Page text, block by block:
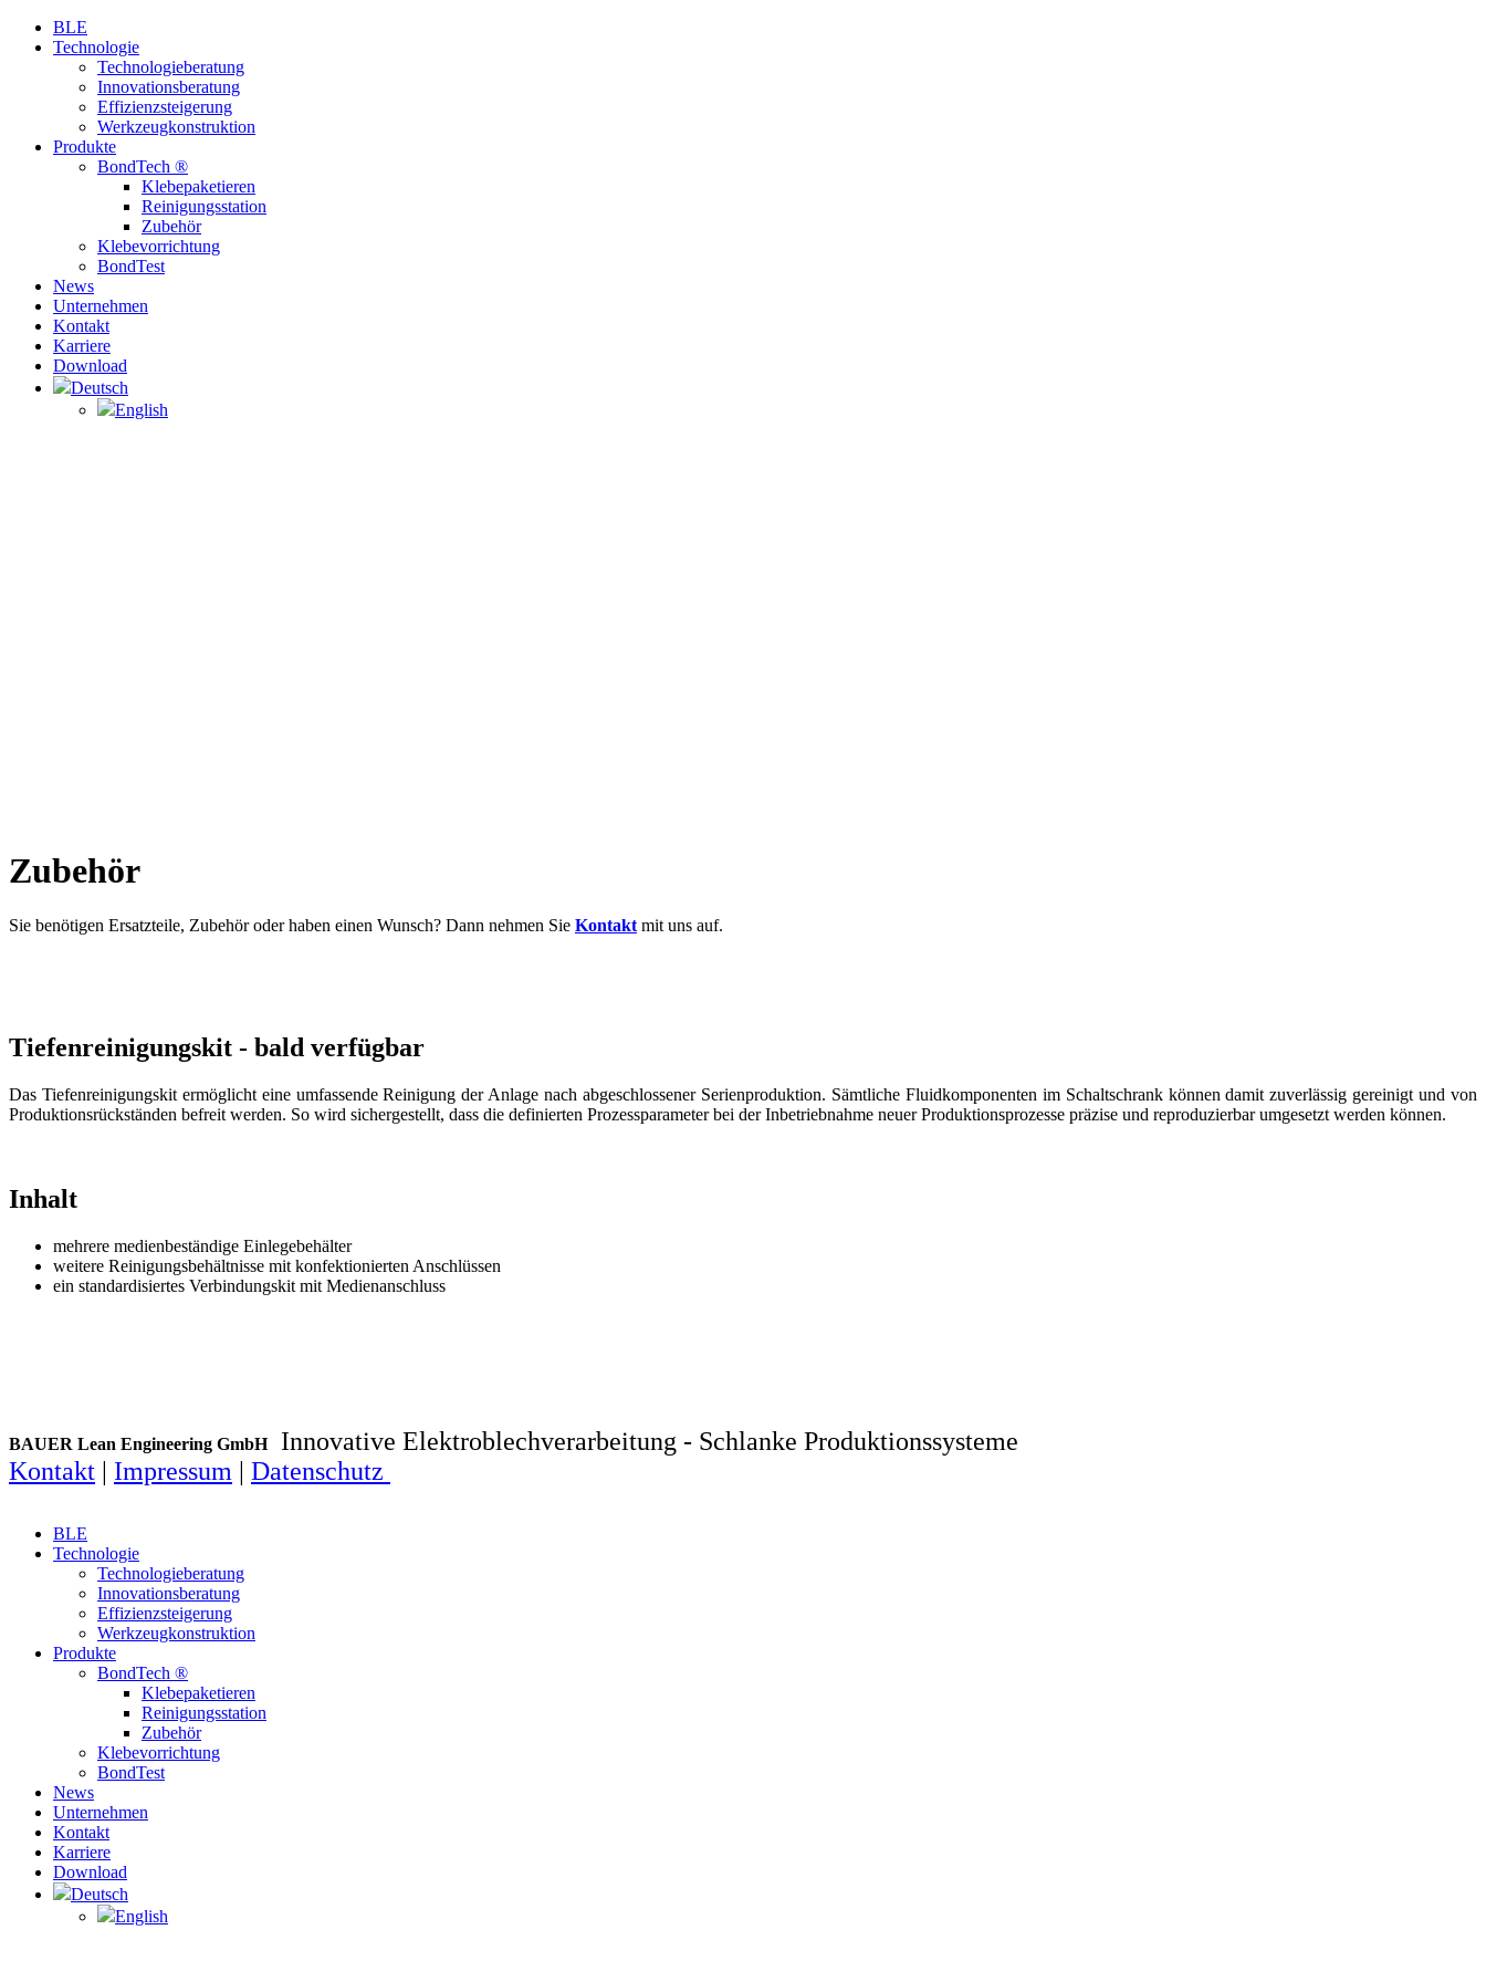
BLE
Technologie
Technologieberatung
Innovationsberatung
Effizienzsteigerung
Werkzeugkonstruktion
Produkte
BondTech ®
Klebepaketieren
Reinigungsstation
Zubehör
Klebevorrichtung
BondTest
News
Unternehmen
Kontakt
Karriere
Download
Deutsch
English
Zubehör
Sie benötigen Ersatzteile, Zubehör oder haben einen Wunsch? Dann nehmen Sie Kontakt mit uns auf.
Tiefenreinigungskit - bald verfügbar
Das Tiefenreinigungskit ermöglicht eine umfassende Reinigung der Anlage nach abgeschlossener Serienproduktion. Sämtliche Fluidkomponenten im Schaltschrank können damit zuverlässig gereinigt und von
Produktionsrückständen befreit werden. So wird sichergestellt, dass die definierten Prozessparameter bei der Inbetriebnahme neuer Produktionsprozesse präzise und reproduzierbar umgesetzt werden können.
Inhalt
mehrere medienbeständige Einlegebehälter
weitere Reinigungsbehältnisse mit konfektionierten Anschlüssen
ein standardisiertes Verbindungskit mit Medienanschluss
BAUER Lean Engineering GmbHInnovative Elektroblechverarbeitung - Schlanke Produktionssysteme
Kontakt | Impressum | Datenschutz
BLE
Technologie
Technologieberatung
Innovationsberatung
Effizienzsteigerung
Werkzeugkonstruktion
Produkte
BondTech ®
Klebepaketieren
Reinigungsstation
Zubehör
Klebevorrichtung
BondTest
News
Unternehmen
Kontakt
Karriere
Download
Deutsch
English